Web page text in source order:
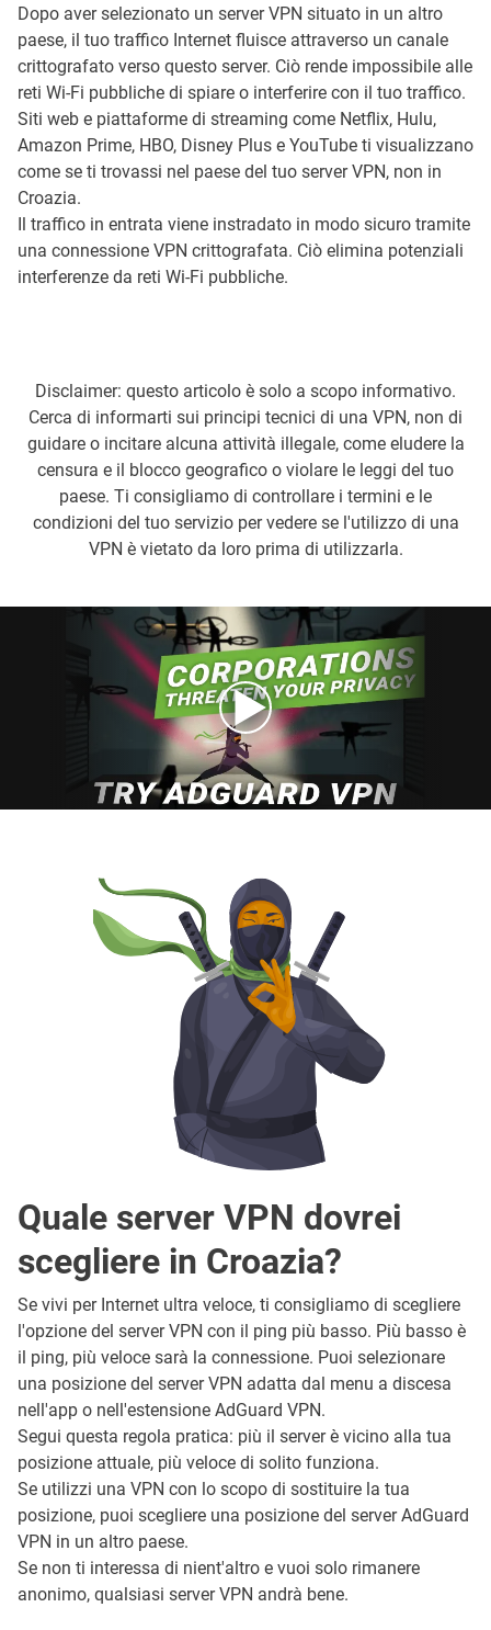
Dopo aver selezionato un server VPN situato in un altro
paese, il tuo traffico Internet fluisce attraverso un canale
crittografato verso questo server. Ciò rende impossibile alle
reti Wi-Fi pubbliche di spiare o interferire con il tuo traffico.
Siti web e piattaforme di streaming come Netflix, Hulu,
Amazon Prime, HBO, Disney Plus e YouTube ti visualizzano
come se ti trovassi nel paese del tuo server VPN, non in
Croazia.
Il traffico in entrata viene instradato in modo sicuro tramite
una connessione VPN crittografata. Ciò elimina potenziali
interferenze da reti Wi-Fi pubbliche.
Disclaimer: questo articolo è solo a scopo informativo.
Cerca di informarti sui principi tecnici di una VPN, non di
guidare o incitare alcuna attività illegale, come eludere la
censura e il blocco geografico o violare le leggi del tuo
paese. Ti consigliamo di controllare i termini e le
condizioni del tuo servizio per vedere se l'utilizzo di una
VPN è vietato da loro prima di utilizzarla.
Quale server VPN dovrei
scegliere in Croazia?
Se vivi per Internet ultra veloce, ti consigliamo di scegliere
l'opzione del server VPN con il ping più basso. Più basso è
il ping, più veloce sarà la connessione. Puoi selezionare
una posizione del server VPN adatta dal menu a discesa
nell'app o nell'estensione AdGuard VPN.
Segui questa regola pratica: più il server è vicino alla tua
posizione attuale, più veloce di solito funziona.
Se utilizzi una VPN con lo scopo di sostituire la tua
posizione, puoi scegliere una posizione del server AdGuard
VPN in un altro paese.
Se non ti interessa di nient'altro e vuoi solo rimanere
anonimo, qualsiasi server VPN andrà bene.